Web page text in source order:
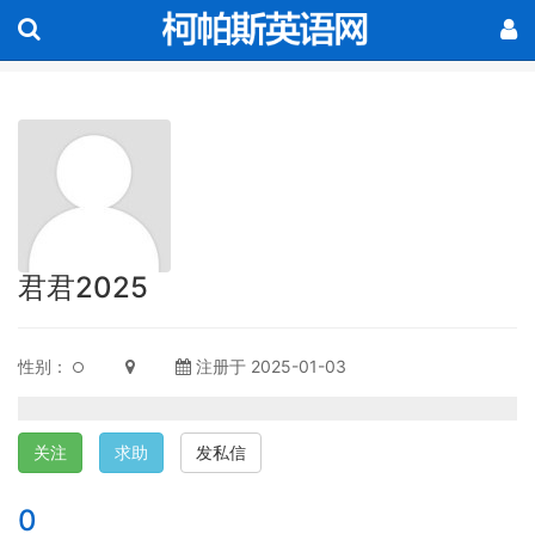
君君2025
性别： 注册于 2025-01-03
关注 求助 发私信
0